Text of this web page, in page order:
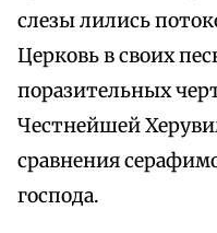
слезы лились
Церковь в своих
поразительных
Честнейшей
сравнения
господа.